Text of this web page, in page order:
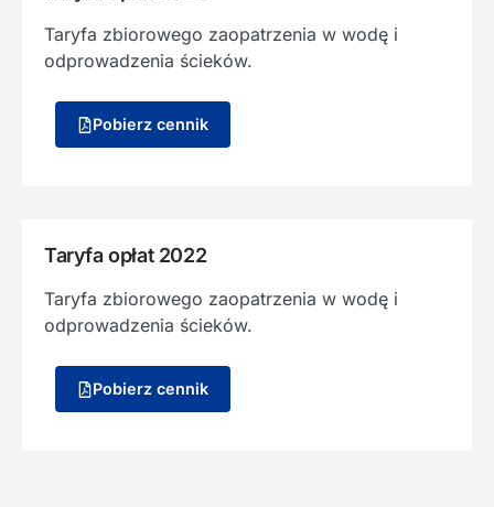
Taryfa zbiorowego zaopatrzenia w wodę i
odprowadzenia ścieków.
Pobierz cennik
Taryfa opłat 2022
Taryfa zbiorowego zaopatrzenia w wodę i
odprowadzenia ścieków.
Pobierz cennik